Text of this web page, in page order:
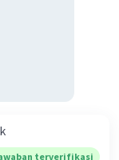
terverifikasi